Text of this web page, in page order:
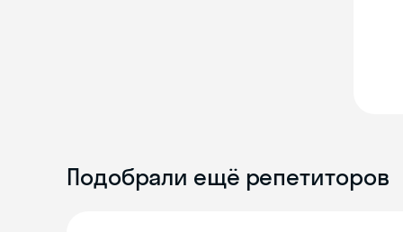
Подобрали ещё репетиторов